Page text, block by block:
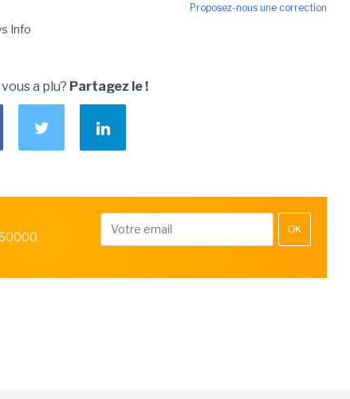
Proposez-nous une correction
Info
a plu? Partagez le !
OK